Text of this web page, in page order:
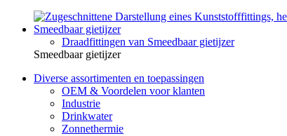
Smeedbaar gietijzer
Draadfittingen van Smeedbaar gietijzer
Smeedbaar gietijzer
Diverse assortimenten en toepassingen
OEM & Voordelen voor klanten
Industrie
Drinkwater
Zonnethermie